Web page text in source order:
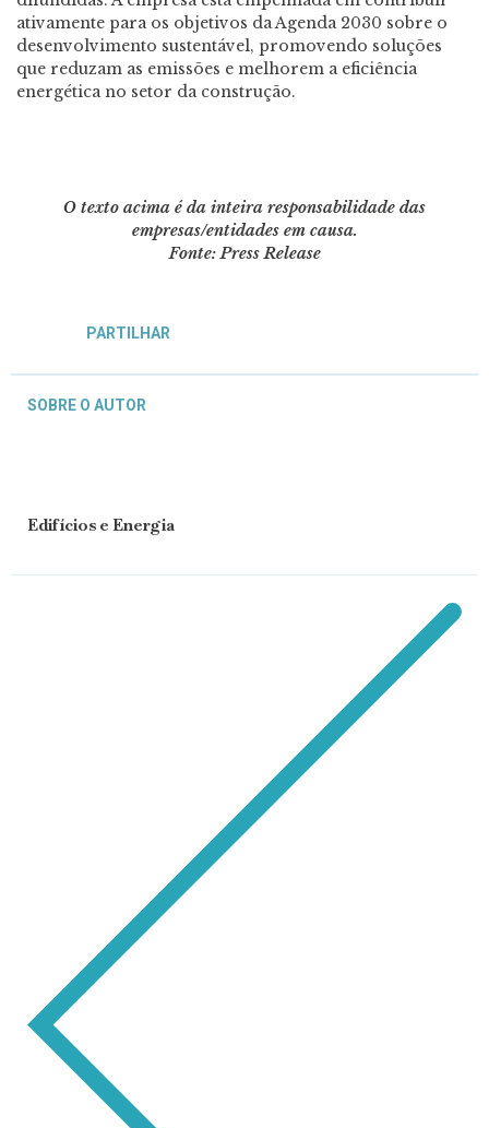
ativamente para os objetivos da Agenda 2030 sobre o
desenvolvimento sustentável, promovendo soluções
que reduzam as emissões e melhorem a eficiência
energética no setor da construção.
O texto acima é da inteira responsabilidade das
empresas/entidades em causa.
Fonte: Press Release
PARTILHAR
SOBRE O AUTOR
Edifícios e Energia